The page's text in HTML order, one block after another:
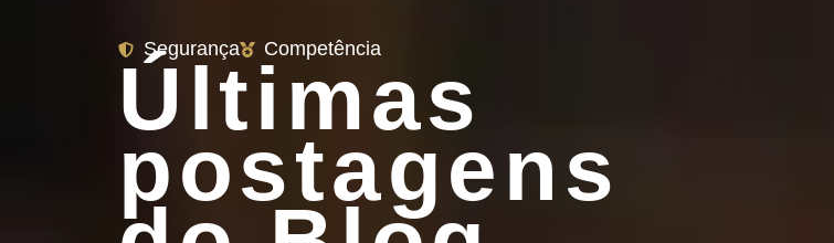
Segurança Competência
Últimas
postagens